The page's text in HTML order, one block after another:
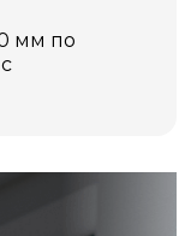
мм по